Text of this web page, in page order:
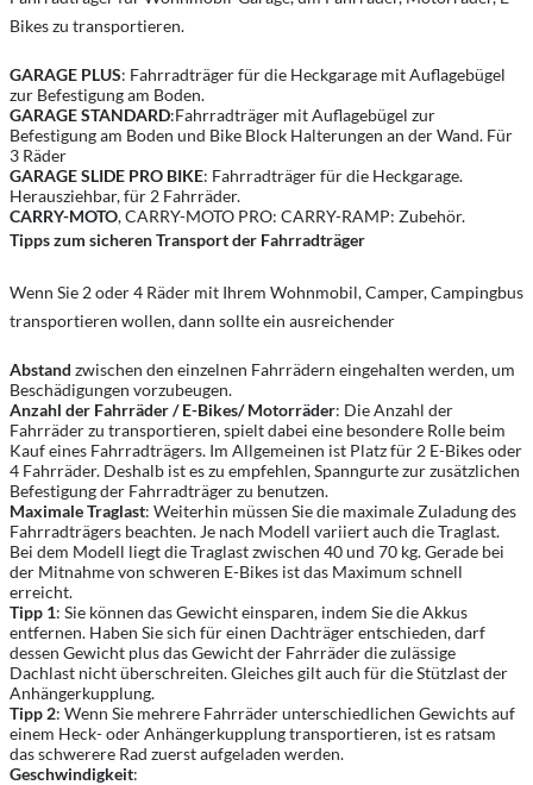
Bikes zu transportieren.
GARAGE PLUS: Fahrradträger für die Heckgarage mit Auflagebügel
zur Befestigung am Boden.
GARAGE STANDARD:Fahrradträger mit Auflagebügel zur
Befestigung am Boden und Bike Block Halterungen an der Wand. Für
3 Räder
GARAGE SLIDE PRO BIKE: Fahrradträger für die Heckgarage.
Herausziehbar, für 2 Fahrräder.
CARRY-MOTO, CARRY-MOTO PRO: CARRY-RAMP: Zubehör.
Tipps zum sicheren Transport der Fahrradträger
Wenn Sie 2 oder 4 Räder mit Ihrem Wohnmobil, Camper, Campingbus
transportieren wollen, dann sollte ein ausreichender
Abstand zwischen den einzelnen Fahrrädern eingehalten werden, um
Beschädigungen vorzubeugen.
Anzahl der Fahrräder / E-Bikes/ Motorräder: Die Anzahl der
Fahrräder zu transportieren, spielt dabei eine besondere Rolle beim
Kauf eines Fahrradträgers. Im Allgemeinen ist Platz für 2 E-Bikes oder
4 Fahrräder. Deshalb ist es zu empfehlen, Spanngurte zur zusätzlichen
Befestigung der Fahrradträger zu benutzen.
Maximale Traglast: Weiterhin müssen Sie die maximale Zuladung des
Fahrradträgers beachten. Je nach Modell variiert auch die Traglast.
Bei dem Modell liegt die Traglast zwischen 40 und 70 kg. Gerade bei
der Mitnahme von schweren E-Bikes ist das Maximum schnell
erreicht.
Tipp 1: Sie können das Gewicht einsparen, indem Sie die Akkus
entfernen. Haben Sie sich für einen Dachträger entschieden, darf
dessen Gewicht plus das Gewicht der Fahrräder die zulässige
Dachlast nicht überschreiten. Gleiches gilt auch für die Stützlast der
Anhängerkupplung.
Tipp 2: Wenn Sie mehrere Fahrräder unterschiedlichen Gewichts auf
einem Heck- oder Anhängerkupplung transportieren, ist es ratsam
das schwerere Rad zuerst aufgeladen werden.
Geschwindigkeit: